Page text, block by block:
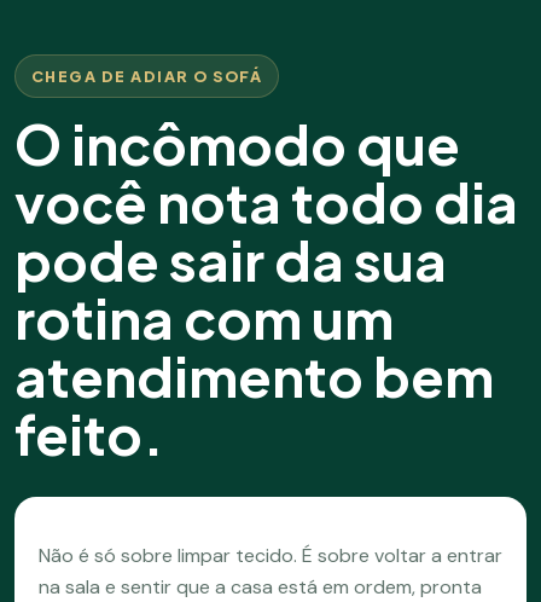
CHEGA DE ADIAR O SOFÁ
O incômodo que
você nota todo dia
pode sair da sua
rotina com um
atendimento bem
feito.
Não é só sobre limpar tecido. É sobre voltar a entrar
na sala e sentir que a casa está em ordem, pronta